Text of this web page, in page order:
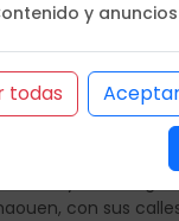
experiencia
únicos; desde la
y el mágico
la histórica
con sus
y
todas